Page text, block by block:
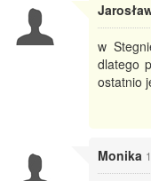
w
dlatego
ostatnio
Monika